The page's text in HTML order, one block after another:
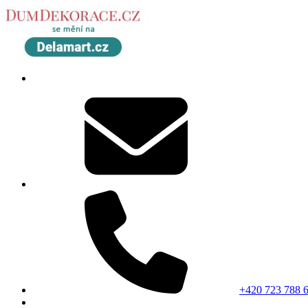
+420 723 788